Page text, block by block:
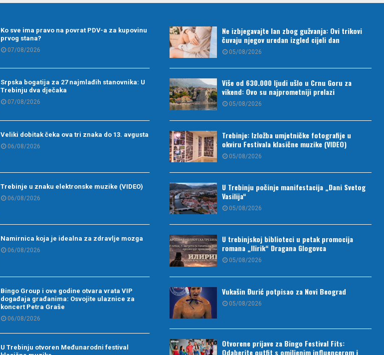
Ko sve ima pravo na povrat PDV-a za kupovinu
prvog stana?
07/08/2026
Srpska bogatija za 27 najmlađih stanovnika: U
Trebinju dva dječaka
07/08/2026
Veliki dobitak čeka ova tri znaka do 13. avgusta
06/08/2026
Trebinje u znaku elektronske muzike (VIDEO)
06/08/2026
Namirnica koja je idealna za zdravlje mozga
06/08/2026
Bingo Group i ove godine otvara vrata VIP
događaja građanima: Osvojite ulaznice za
koncert Petra Graše
06/08/2026
U Trebinju otvoren Međunarodni festival
Ne izbjegavajte lan zbog gužvanja: Ovi trikovi
čuvaju njegov uredan izgled cijeli dan
05/08/2026
Više od 630.000 ljudi ušlo u Crnu Goru za
vikend: Ovo su najprometniji prelazi
05/08/2026
Trebinje: Izložba umjetničke fotografije u
okviru Festivala klasične muzike (VIDEO)
05/08/2026
U Trebinju počinje manifestacija „Dani Svetog
Vasilija“
05/08/2026
U trebinjskoj biblioteci u petak promocija
romana „Ilirik“ Dragana Glogovca
05/08/2026
Vukašin Đurić potpisao za Novi Beograd
05/08/2026
Otvorene prijave za Bingo Festival Fits:
Odaberite outfit s omiljenim influencerom i